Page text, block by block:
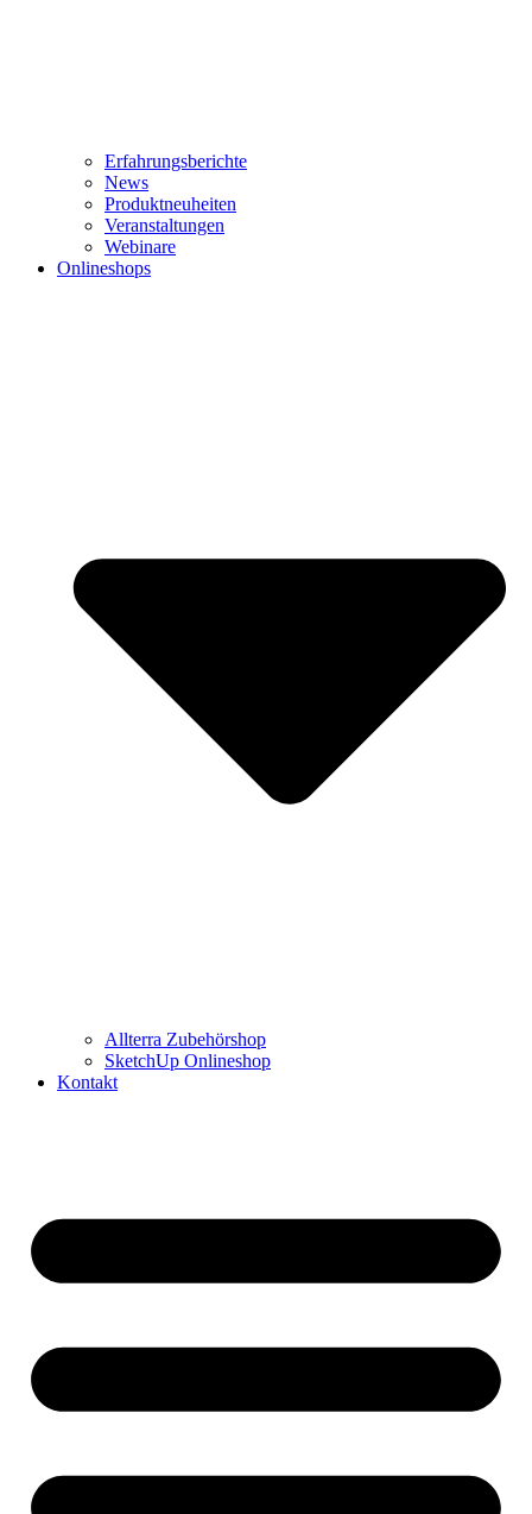
Erfahrungsberichte
News
Produktneuheiten
Veranstaltungen
Webinare
Onlineshops
Allterra Zubehörshop
SketchUp Onlineshop
Kontakt